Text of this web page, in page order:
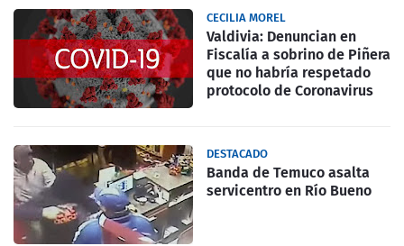
CECILIA MOREL
Valdivia: Denuncian en
Fiscalía a sobrino de Piñera
que no habría respetado
protocolo de Coronavirus
DESTACADO
Banda de Temuco asalta
servicentro en Río Bueno